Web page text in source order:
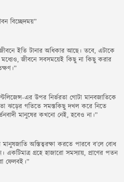
বিচ্ছেদময়”
ইতি টানার অধিকার আছে। তবে, এটাকে
জীবনে সবসময়েই কিছু না কিছু করার
এর উপর নির্ভরতা গোটা মানবজাতিকে
ঝড়ের গতিতে সমস্তকিছু দখল করে নিতে
মানুষের কখনো নেই, হবেও না।”
অস্তিত্বরক্ষা করতে পারবে ব’লে বোধ
একটিমাত্র গ্রহে হাজারো সমস্যায়, প্রাণের পতন
ফেলবই।”